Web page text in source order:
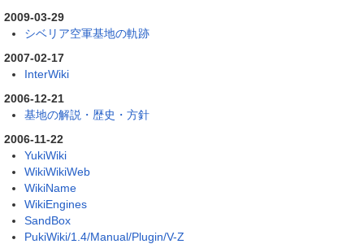
2009-03-29
シベリア空軍基地の軌跡
2007-02-17
InterWiki
2006-12-21
基地の解説・歴史・方針
2006-11-22
YukiWiki
WikiWikiWeb
WikiName
WikiEngines
SandBox
PukiWiki/1.4/Manual/Plugin/V-Z